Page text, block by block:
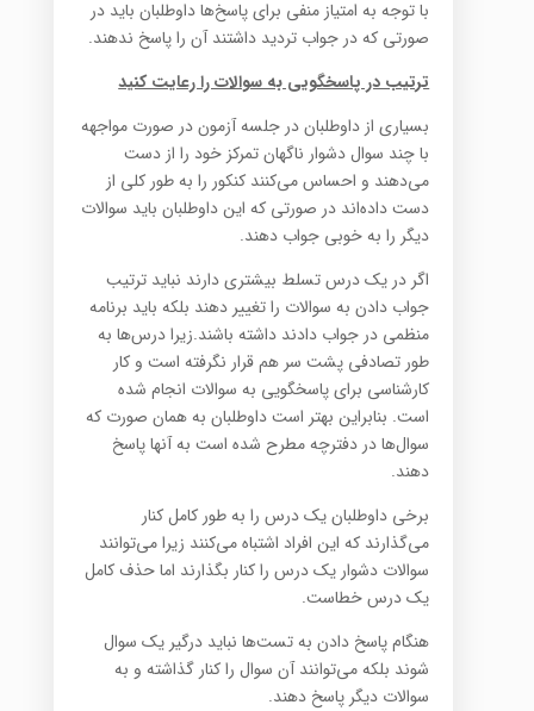
با توجه به امتیاز منفی برای پاسخ‌ها داوطلبان باید در
صورتی که در جواب تردید داشتند آن را پاسخ ندهند.
ترتیب در پاسخگویی به سوالات را رعایت کنید
بسیاری از داوطلبان در جلسه آزمون در صورت مواجهه
با چند سوال دشوار ناگهان تمرکز خود را از دست
می‌دهند و احساس می‌کنند کنکور را به طور کلی از
دست داده‌اند در صورتی که این داوطلبان باید سوالات
دیگر را به خوبی جواب دهند.
اگر در یک درس تسلط بیشتری دارند نباید ترتیب
جواب دادن به سوالات را تغییر دهند بلکه باید برنامه
منظمی در جواب دادند داشته باشند.زیرا درس‌ها به
طور تصادفی پشت سر هم قرار نگرفته است و کار
کارشناسی برای پاسخگویی به سوالات انجام شده
است. بنابراین بهتر است داوطلبان به همان صورت که
سوال‌ها در دفترچه مطرح شده است به آنها پاسخ
دهند.
برخی داوطلبان یک درس را به طور کامل کنار
می‌گذارند که این افراد اشتباه می‌کنند زیرا می‌توانند
سوالات دشوار یک درس را کنار بگذارند اما حذف کامل
یک درس خطاست.
هنگام پاسخ دادن به تست‌ها نباید درگیر یک سوال
شوند بلکه می‌توانند آن سوال را کنار گذاشته و به
سوالات دیگر پاسخ دهند.